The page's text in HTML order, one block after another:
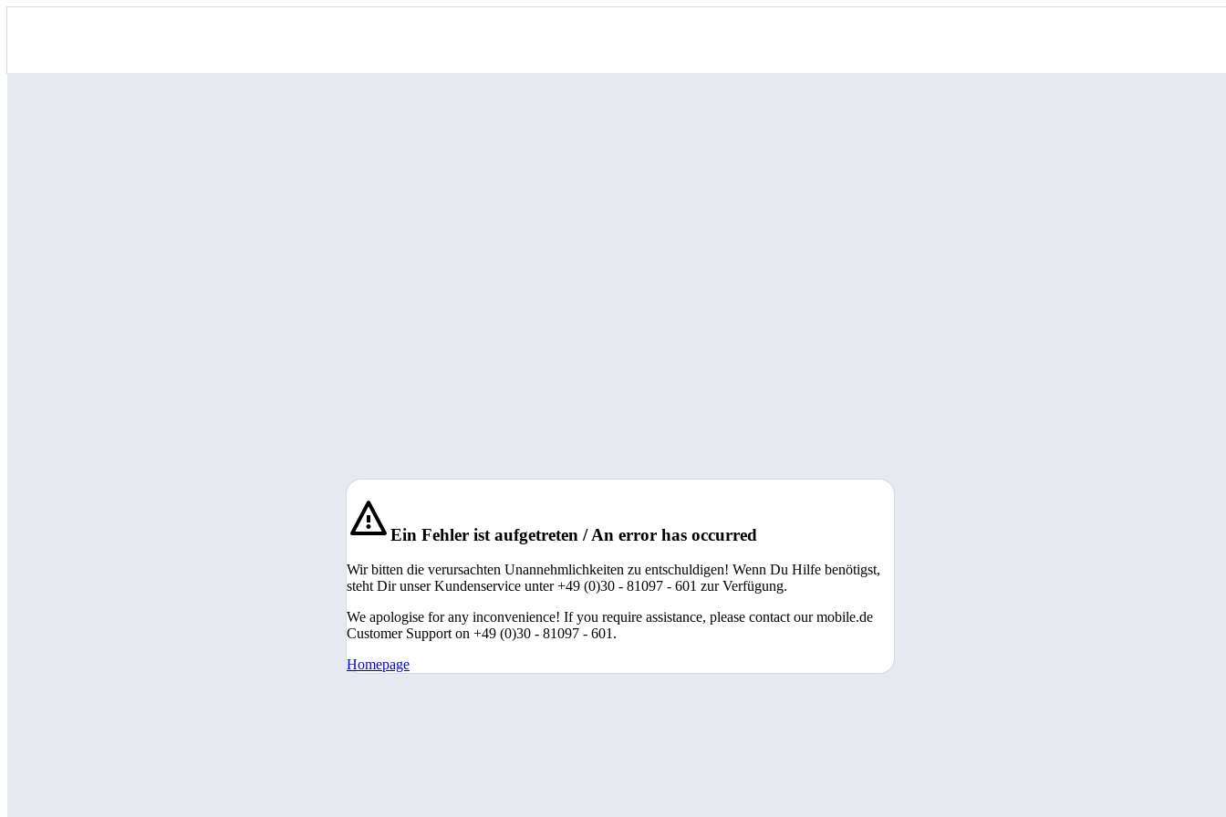
Ein Fehler ist aufgetreten / An error has occurred
Wir bitten die verursachten Unannehmlichkeiten zu entschuldigen! Wenn Du Hilfe benötigst,
steht Dir unser Kundenservice unter +49 (0)30 - 81097 - 601 zur Verfügung.
We apologise for any inconvenience! If you require assistance, please contact our mobile.de
Customer Support on +49 (0)30 - 81097 - 601.
Homepage